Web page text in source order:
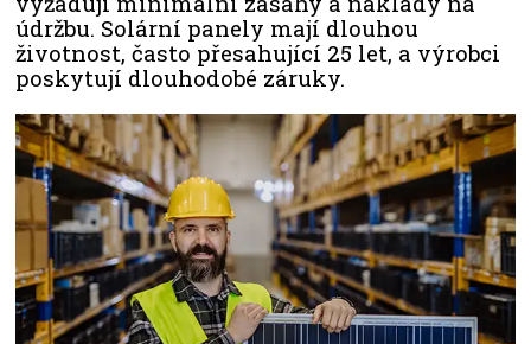
údržbu. Solární panely mají dlouhou
životnost, často přesahující 25 let, a výrobci
poskytují dlouhodobé záruky.